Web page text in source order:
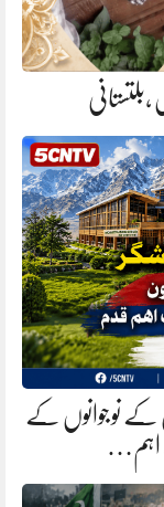
کے نوجوانوں کے
اہم…